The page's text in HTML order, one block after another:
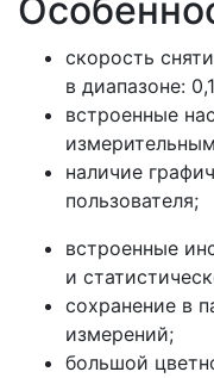
скорость
в диапазоне:
встроенные
наличие
пользователя;
встроенные
и
сохранение в
измерений;
большой